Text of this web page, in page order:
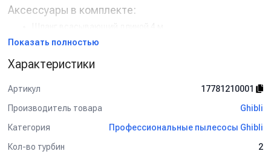
Аксессуары в комплекте:
Щелевая насадка из резины
Кисточка для изогнутой насадки
Применение:
Уборка автомобилей на профессиональных автомойках
Клининговые компании и сервисные предприятия
Сбор сухого мусора, воды и жидкой грязи
Ghibli AS 59 IK D HD
Показать полностью
Характеристики
Артикул
17781210001
Производитель товара
Ghibli
Категория
Профессиональные пылесосы Ghibli
Кол-во турбин
2